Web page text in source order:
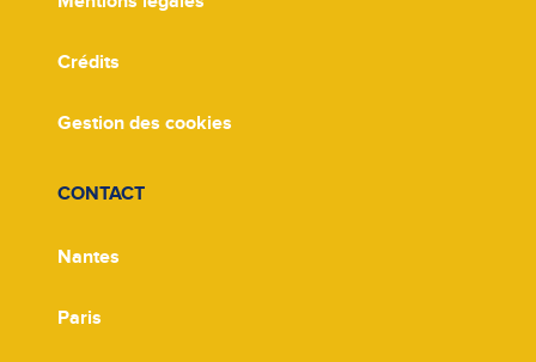
Crédits
Gestion des cookies
CONTACT
Nantes
Paris